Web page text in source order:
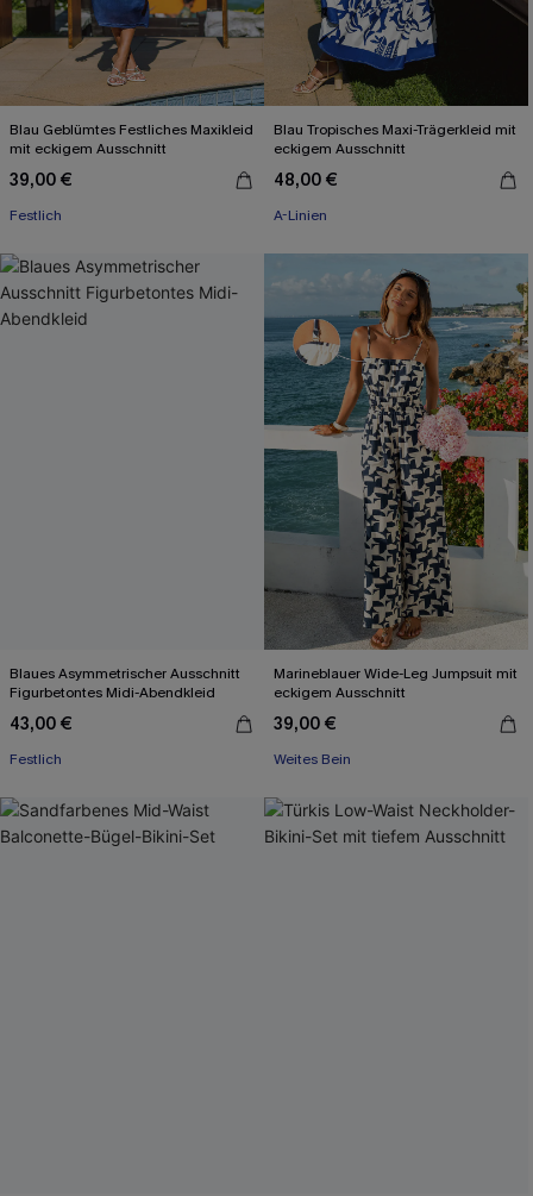
Blau Geblümtes Festliches Maxikleid
mit eckigem Ausschnitt
39,00 €
Festlich
Blau Tropisches Maxi-Trägerkleid mit
eckigem Ausschnitt
48,00 €
A-Linien
Blaues Asymmetrischer Ausschnitt
Figurbetontes Midi-Abendkleid
43,00 €
Festlich
Marineblauer Wide-Leg Jumpsuit mit
eckigem Ausschnitt
39,00 €
Weites Bein